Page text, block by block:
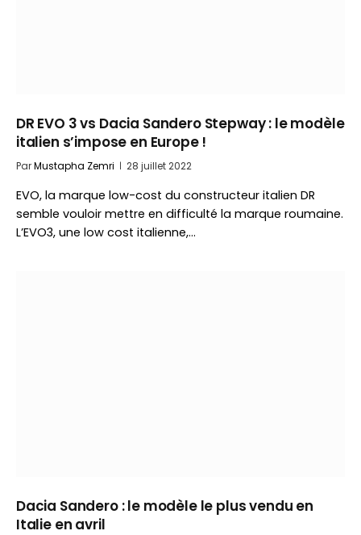
DR EVO 3 vs Dacia Sandero Stepway : le modèle
italien s’impose en Europe !
ParMustapha Zemri 28 juillet 2022
EVO, la marque low-cost du constructeur italien DR
semble vouloir mettre en difficulté la marque roumaine.
L’EVO3, une low cost italienne,…
Dacia Sandero : le modèle le plus vendu en
Italie en avril